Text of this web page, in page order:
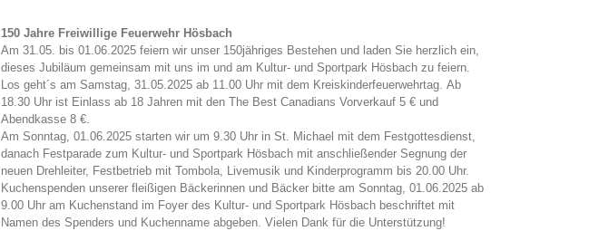
150 Jahre Freiwillige Feuerwehr Hösbach
Am 31.05. bis 01.06.2025 feiern wir unser 150jähriges Bestehen und laden Sie herzlich ein,
dieses Jubiläum gemeinsam mit uns im und am Kultur- und Sportpark Hösbach zu feiern.
Los geht´s am Samstag, 31.05.2025 ab 11.00 Uhr mit dem Kreiskinderfeuerwehrtag. Ab
18.30 Uhr ist Einlass ab 18 Jahren mit den The Best Canadians Vorverkauf 5 € und
Abendkasse 8 €.
Am Sonntag, 01.06.2025 starten wir um 9.30 Uhr in St. Michael mit dem Festgottesdienst,
danach Festparade zum Kultur- und Sportpark Hösbach mit anschließender Segnung der
neuen Drehleiter, Festbetrieb mit Tombola, Livemusik und Kinderprogramm bis 20.00 Uhr.
Kuchenspenden unserer fleißigen Bäckerinnen und Bäcker bitte am Sonntag, 01.06.2025 ab
9.00 Uhr am Kuchenstand im Foyer des Kultur- und Sportpark Hösbach beschriftet mit
Namen des Spenders und Kuchenname abgeben. Vielen Dank für die Unterstützung!